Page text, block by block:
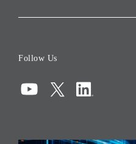
コンプライアンス
リスクマネジメント
Follow Us